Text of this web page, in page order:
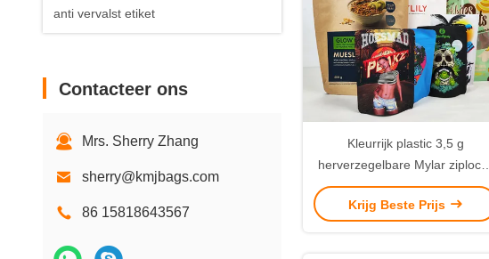
anti vervalst etiket
Contacteer ons
Mrs. Sherry Zhang
sherry@kmjbags.com
86 15818643567
Kleurrijk plastic 3,5 g
herverzegelbare Mylar ziplockk
zakken Persoonlijke gedrukte
droge
Krijg Beste Prijs